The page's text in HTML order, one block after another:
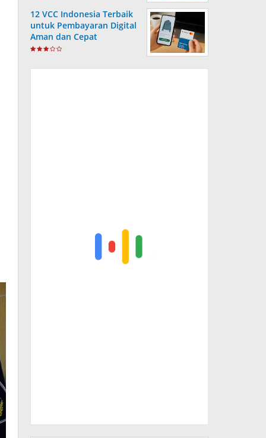
12 VCC Indonesia Terbaik
untuk Pembayaran Digital
Aman dan Cepat